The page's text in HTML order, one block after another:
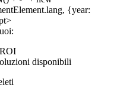
disponibili